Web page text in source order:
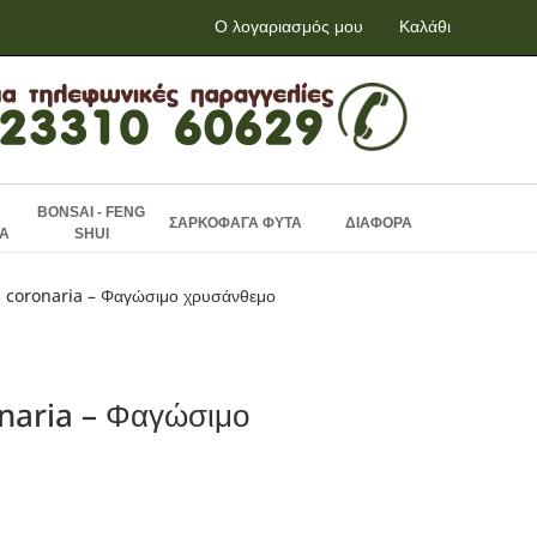
Ο λογαριασμός μου Καλάθι
BONSAI - FENG
SHUI
ΣΑΡΚΟΦΑΓΑ ΦΥΤΑ ΔΙΑΦΟΡΑ
– Φαγώσιμο χρυσάνθεμο
– Φαγώσιμο